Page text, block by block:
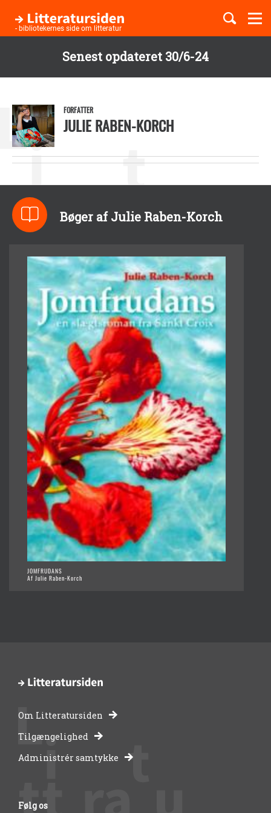
Senest opdateret 30/6-24
hovedindhold
- bibliotekernes side om litteratur
Børnebøger
Temaer
FORFATTER
JULIE RABEN-KORCH
Bøger af Julie Raben-Korch
JOMFRUDANS
Af Julie Raben-Korch
-
bibliotekernes
side
Om Litteratursiden
Tilgængelighed
Administrér samtykke
Følg os